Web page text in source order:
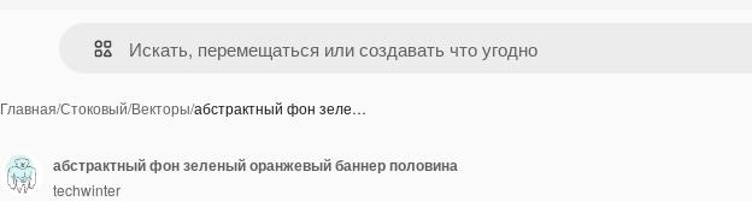
Главная/Стоковый/Векторы/абстрактный фон зеле…
абстрактный фон зеленый оранжевый баннер половина
techwinter